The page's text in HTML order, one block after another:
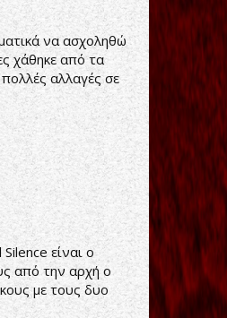
να ασχοληθώ
χάθηκε από τα
αλλαγές σε
είναι ο
από την αρχή ο
με τους δυο